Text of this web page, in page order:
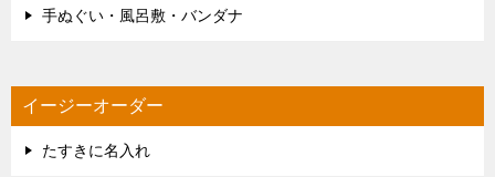
手ぬぐい・風呂敷・バンダナ
イージーオーダー
たすきに名入れ